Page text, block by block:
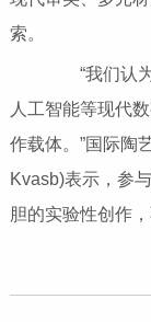
索。
“我们认为
人工智能等现代
作载体。”国际陶
Kvasb)表示，参
胆的实验性创作